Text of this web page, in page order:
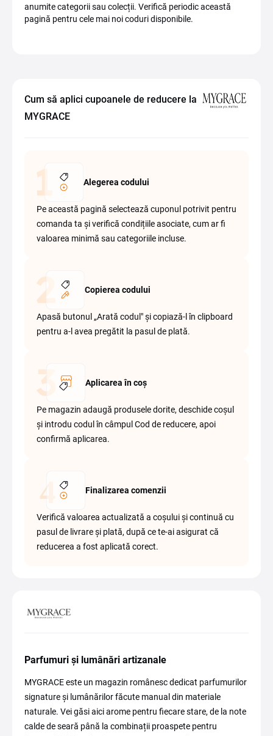
anumite categorii sau colecții. Verifică periodic această
pagină pentru cele mai noi coduri disponibile.
Cum să aplici cupoanele de reducere la
MYGRACE
Alegerea codului
Pe această pagină selectează cuponul potrivit pentru
comanda ta și verifică condițiile asociate, cum ar fi
valoarea minimă sau categoriile incluse.
Copierea codului
Apasă butonul „Arată codul" și copiază-l în clipboard
pentru a-l avea pregătit la pasul de plată.
Aplicarea în coș
Pe magazin adaugă produsele dorite, deschide coșul
și introdu codul în câmpul Cod de reducere, apoi
confirmă aplicarea.
Finalizarea comenzii
Verifică valoarea actualizată a coșului și continuă cu
pasul de livrare și plată, după ce te-ai asigurat că
reducerea a fost aplicată corect.
Parfumuri și lumânări artizanale
MYGRACE este un magazin românesc dedicat parfumurilor
signature și lumânărilor făcute manual din materiale
naturale. Vei găsi aici arome pentru fiecare stare, de la note
calde de seară până la combinații proaspete pentru